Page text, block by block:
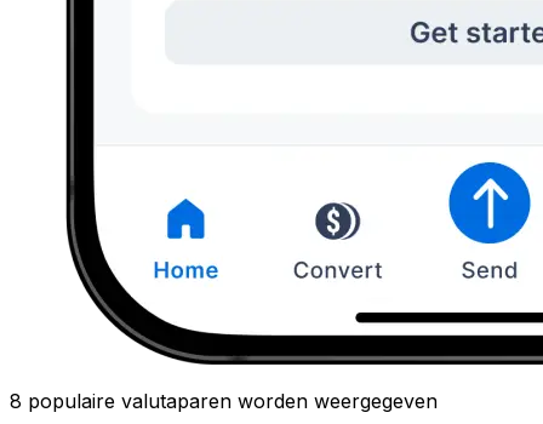
8 populaire valutaparen worden weergegeven